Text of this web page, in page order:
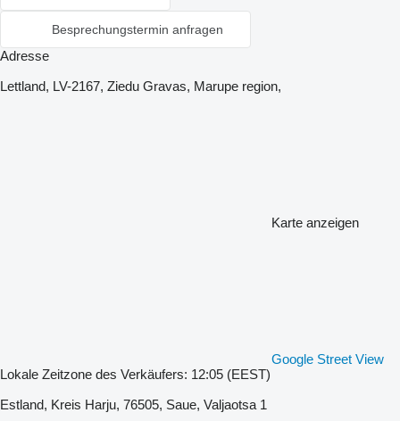
Besprechungstermin anfragen
Adresse
Lettland, LV-2167, Ziedu Gravas, Marupe region,
Karte anzeigen
Google Street View
Lokale Zeitzone des Verkäufers: 12:05 (EEST)
Estland, Kreis Harju, 76505, Saue, Valjaotsa 1